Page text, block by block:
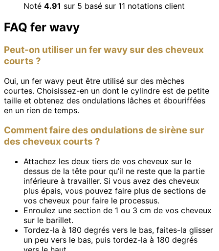
Noté 4.91 sur 5 basé sur 11 notations client
FAQ fer wavy
Peut-on utiliser un fer wavy sur des cheveux
courts ?
Oui, un fer wavy peut être utilisé sur des mèches
courtes. Choisissez-en un dont le cylindre est de petite
taille et obtenez des ondulations lâches et ébouriffées
en un rien de temps.
Comment faire des ondulations de sirène sur
des cheveux courts ?
Attachez les deux tiers de vos cheveux sur le
dessus de la tête pour qu’il ne reste que la partie
inférieure à travailler. Si vous avez des cheveux
plus épais, vous pouvez faire plus de sections de
vos cheveux pour faire le processus.
Enroulez une section de 1 ou 3 cm de vos cheveux
sur le barillet.
Tordez-la à 180 degrés vers le bas, faites-la glisser
un peu vers le bas, puis tordez-la à 180 degrés